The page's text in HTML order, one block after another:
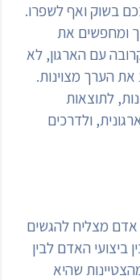
בשוק ואף לשפרו.
ומחפשים את
עם הארגון, לא
הערך מצוינות.
לתוצאות
ולדרכים
אדם מצליח להגשים
ביצועי האדם לבין
שהיא